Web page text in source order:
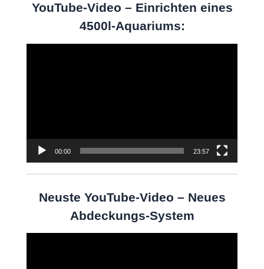
YouTube-Video – Einrichten eines
4500l-Aquariums:
00:00 23:57
Neuste YouTube-Video – Neues
Abdeckungs-System